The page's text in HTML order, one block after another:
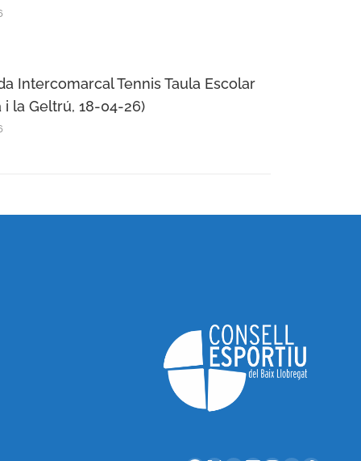
Intercomarcal Tennis Taula Escolar
i la Geltrú, 18-04-26)